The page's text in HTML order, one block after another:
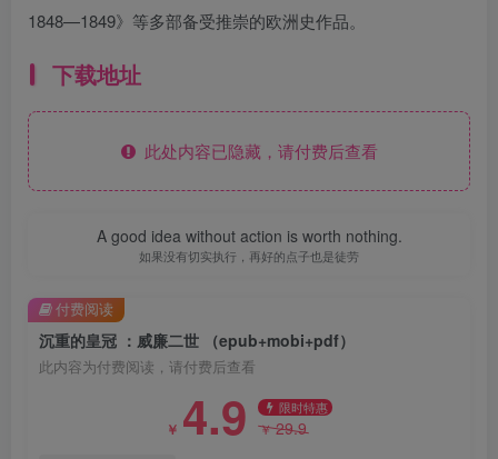
1848—1849》等多部备受推崇的欧洲史作品。
下载地址
此处内容已隐藏，请付费后查看
A good idea without action is worth nothing.
如果没有切实执行，再好的点子也是徒劳
沉重的皇冠 ：威廉二世 （epub+mobi+pdf）
此内容为付费阅读，请付费后查看
￥ 4.9 限时特惠
￥29.9
付费阅读